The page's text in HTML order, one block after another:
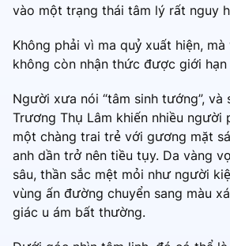
vào một trạng thái tâm lý rất nguy
Không phải vì ma quỷ xuất hiện,
không còn nhận thức được giới hạn
Người xưa nói “tâm sinh tướng”,
Trương Thụ Lâm khiến nhiều người
một chàng trai trẻ với gương mặt
anh dần trở nên tiều tụy. Da vàng
sâu, thần sắc mệt mỏi như người
vùng ấn đường chuyển sang màu
giác u ám bất thường.